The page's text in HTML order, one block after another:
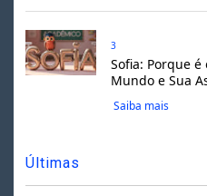
3
Sofia: Porque
Mundo e Sua
Saiba mais
Últimas